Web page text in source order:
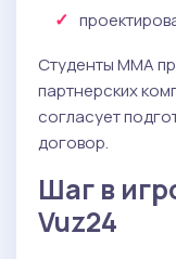
Студенты ММА
партнерских
согласует
договор.
Шаг в
Vuz24